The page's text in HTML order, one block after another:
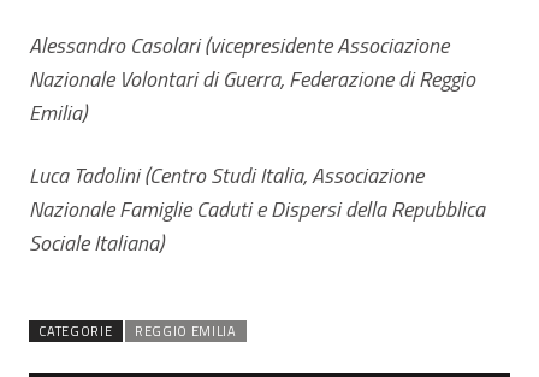
Alessandro Casolari (vicepresidente Associazione
Nazionale Volontari di Guerra, Federazione di Reggio
Emilia)
Luca Tadolini (Centro Studi Italia, Associazione
Nazionale Famiglie Caduti e Dispersi della Repubblica
Sociale Italiana)
CATEGORIE REGGIO EMILIA